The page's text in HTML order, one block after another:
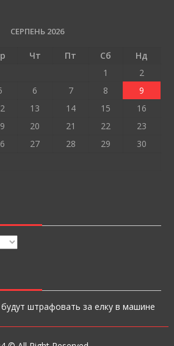
и
т
СЕРПЕНЬ 2026
Чт Пт Сб
Нд
1
2
6 7 8
9
13 14 15
16
20 21 22
23
27 28 29
30
штрафовать за елку в машине